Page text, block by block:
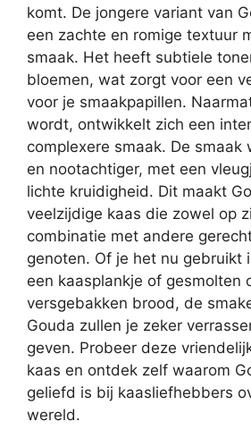
komt. De jongere variant van
een zachte en romige textuur
smaak. Het heeft subtiele
bloemen, wat zorgt voor een
voor je smaakpapillen.
wordt, ontwikkelt zich een
complexere smaak. De smaak
en nootachtiger, met een
lichte kruidigheid. Dit maakt
veelzijdige kaas die zowel op
combinatie met andere
genoten. Of je het nu gebruikt
een kaasplankje of gesmolten
versgebakken brood, de
Gouda zullen je zeker
geven. Probeer deze
kaas en ontdek zelf waarom
geliefd is bij kaasliefhebbers
wereld.